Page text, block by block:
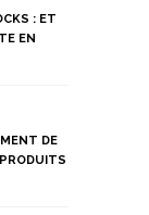
: ET
EN
DE